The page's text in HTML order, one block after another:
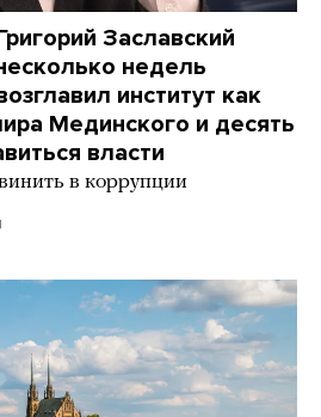
Заславский
недель
институт как
Мединского и десять
власти
в коррупции